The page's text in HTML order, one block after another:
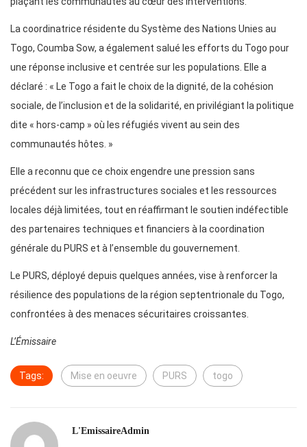
La coordinatrice résidente du Système des Nations Unies au
Togo, Coumba Sow, a également salué les efforts du Togo pour
une réponse inclusive et centrée sur les populations. Elle a
déclaré : « Le Togo a fait le choix de la dignité, de la cohésion
sociale, de l’inclusion et de la solidarité, en privilégiant la politique
dite « hors-camp » où les réfugiés vivent au sein des
communautés hôtes. »
Elle a reconnu que ce choix engendre une pression sans
précédent sur les infrastructures sociales et les ressources
locales déjà limitées, tout en réaffirmant le soutien indéfectible
des partenaires techniques et financiers à la coordination
générale du PURS et à l’ensemble du gouvernement.
Le PURS, déployé depuis quelques années, vise à renforcer la
résilience des populations de la région septentrionale du Togo,
confrontées à des menaces sécuritaires croissantes.
L’Émissaire
Tags: Mise en oeuvre PURS togo
L'EmissaireAdmin